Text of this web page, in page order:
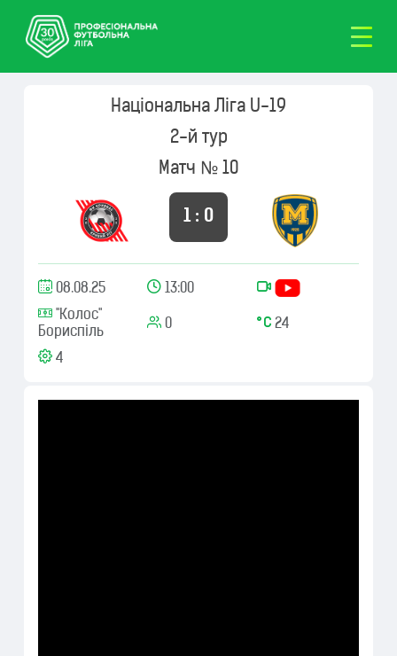
Національна Ліга U-19
2-й тур
Матч № 10
1 : 0
08.08.25
13:00
"Колос"
Бориспіль
0 24
4